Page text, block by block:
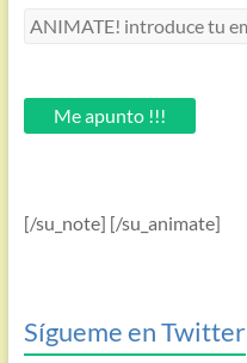
ANIMATE!
email.Me apunto !!!
[/su_note] [/su_animate]
Sígueme en Twitter